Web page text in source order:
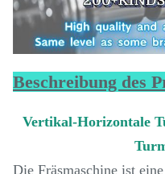
Beschreibung des
Vertikal-Horizontale
Die Fräsmaschine ist